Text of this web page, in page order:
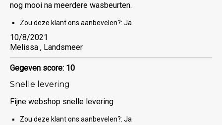
nog mooi na meerdere wasbeurten.
Zou deze klant ons aanbevelen?: Ja
10/8/2021
Melissa , Landsmeer
Gegeven score: 10
Snelle levering
Fijne webshop snelle levering
Zou deze klant ons aanbevelen?: Ja